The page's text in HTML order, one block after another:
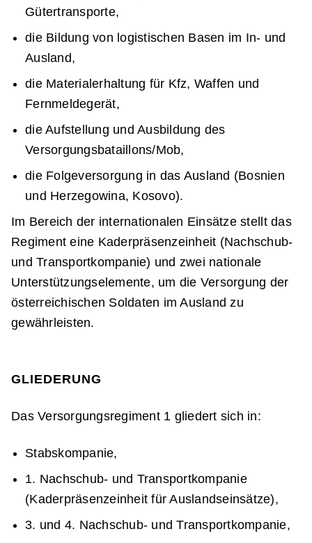
Gütertransporte,
die Bildung von logistischen Basen im In- und
Ausland,
die Materialerhaltung für Kfz, Waffen und
Fernmeldegerät,
die Aufstellung und Ausbildung des
Versorgungsbataillons/Mob,
die Folgeversorgung in das Ausland (Bosnien
und Herzegowina, Kosovo).
Im Bereich der internationalen Einsätze stellt das
Regiment eine Kaderpräsenzeinheit (Nachschub-
und Transportkompanie) und zwei nationale
Unterstützungselemente, um die Versorgung der
österreichischen Soldaten im Ausland zu
gewährleisten.
GLIEDERUNG
Das Versorgungsregiment 1 gliedert sich in:
Stabskompanie,
1. Nachschub- und Transportkompanie
(Kaderpräsenzeinheit für Auslandseinsätze),
3. und 4. Nachschub- und Transportkompanie,